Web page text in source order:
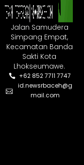
Jalan Samudera
Simpang Empat,
Kecamatan Banda
Sakti Kota
Lhokseumawe.
+62 852 7711 7747
id.newsrbaceh@g
mail.com